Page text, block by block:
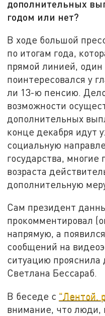
дополнительных
годом или нет?
В ходе большой
по итогам года,
прямой линией, один
поинтересовался у
ли 13-ю пенсию.
возможности
дополнительных
конце декабря идут
социальную
государства, многие
возраста
дополнительную
Сам президент
прокомментировал
напрямую, а
сообщений на
ситуацию прояснила
Светлана Бессараб.
В беседе с "Лентой.
внимание, что люди,